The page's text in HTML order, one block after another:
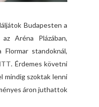
Budapesten a
Aréna Plázában,
standoknál,
ITT. Érdemes követni
mindig szoktak lenni
áron juthattok